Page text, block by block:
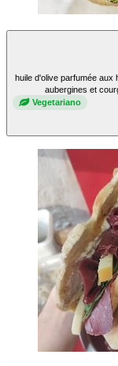
huile d'olive parfumée aux
aubergines et
Vegetariano